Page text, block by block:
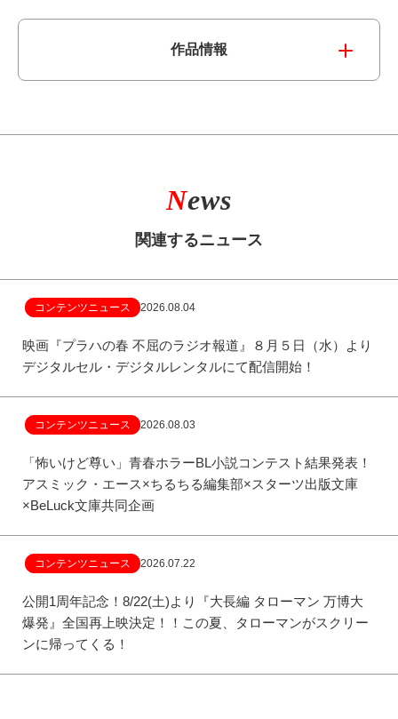
作品情報
News
関連するニュース
コンテンツニュース 2026.08.04
映画『プラハの春 不屈のラジオ報道』８月５日（水）より
デジタルセル・デジタルレンタルにて配信開始！
コンテンツニュース 2026.08.03
「怖いけど尊い」青春ホラーBL小説コンテスト結果発表！
アスミック・エース×ちるちる編集部×スターツ出版文庫
×BeLuck文庫共同企画
コンテンツニュース 2026.07.22
公開1周年記念！8/22(土)より『大長編 タローマン 万博大
爆発』全国再上映決定！！この夏、タローマンがスクリー
ンに帰ってくる！